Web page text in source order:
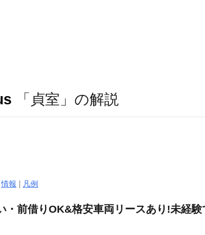
「貞室」の解説
情報 凡例
前借りOK&格安車両リースあり!未経